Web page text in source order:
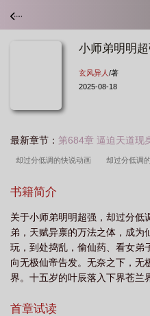
小师弟明明
玄风异人 /著
2025-08-18
最新章节： 第684章 逼迫天道现
却过分低调的快说动画 却过分低调
分低调动漫
度百科 小师弟明明超强却过分沙雕
阁 这小师弟貌似有点强 小师弟
却太稳健 小师弟功课 却过分低调
太不是人了 却过分低调的短剧陈长生
书籍简介
关于小师弟明明超强，却过分低
弟，天赋异禀的万法之体，成为
玩，到处捣乱，偷仙药、看女弟
向无极仙帝告发。无奈之下，无
界。十五岁的叶辰落入下界苍兰
法堂弟子都绕路走。他还戏耍纨
首章试读